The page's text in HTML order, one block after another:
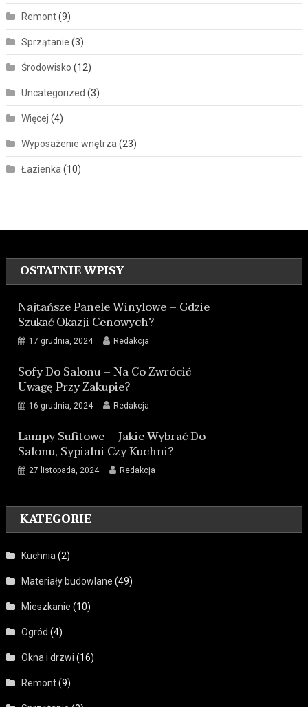
Remont(9)
Sprzątanie (3)
Środowisko (12)
Uncategorized (3)
Więcej (4)
Wyposażenie wnętrza (23)
Łazienka (10)
OSTATNIE WPISY
Najtańsze Panele Winylowe – Gdzie
Szukać Okazji Cenowych?
17 grudnia, 2024 Redakcja
Sofy Do Salonu – Na Co Zwrócić
Uwagę Przy Zakupie?
16 grudnia, 2024 Redakcja
Lampy Sufitowe – Jakie Wybrać Do
Salonu, Sypialni Czy Kuchni?
27 listopada, 2024 Redakcja
KATEGORIE
Kuchnia (2)
Materiały budowlane (49)
Mieszkanie (10)
Ogród (4)
Okna i drzwi (16)
Remont(9)